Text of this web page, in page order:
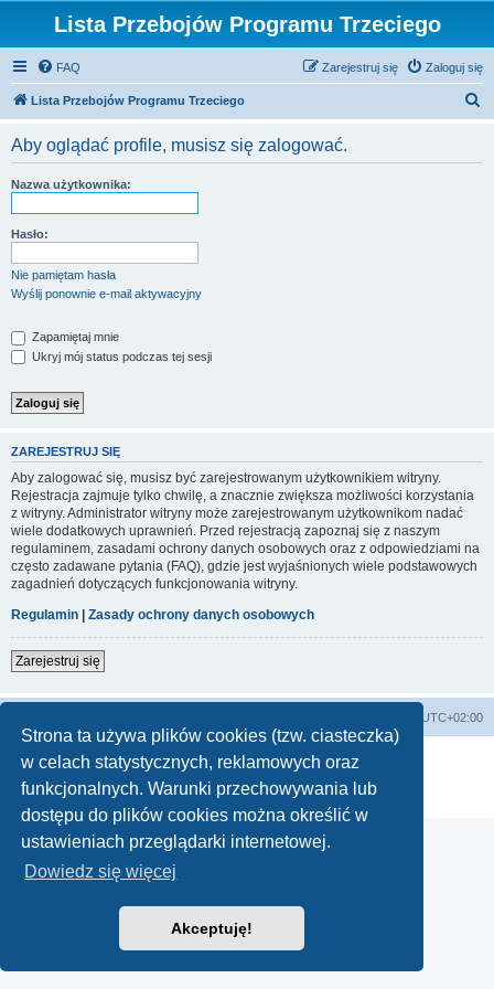
Strona ta używa plików cookies (tzw. ciasteczka)
w celach statystycznych, reklamowych oraz
funkcjonalnych. Warunki przechowywania lub
dostępu do plików cookies można określić w
ustawieniach przeglądarki internetowej.
Dowiedz się więcej
Akceptuję!
Lista Przebojów Programu Trzeciego
FAQ Zaloguj się
Zarejestruj się
Lista Przebojów Programu Trzeciego
Aby oglądać profile, musisz się zalogować.
Nazwa użytkownika:
Hasło:
Nie pamiętam hasła
Wyślij ponownie e-mail aktywacyjny
Zapamiętaj mnie
Ukryj mój status podczas tej sesji
ZAREJESTRUJ SIĘ
Aby zalogować się, musisz być zarejestrowanym użytkownikiem witryny.
Rejestracja zajmuje tylko chwilę, a znacznie zwiększa możliwości korzystania
z witryny. Administrator witryny może zarejestrowanym użytkownikom nadać
wiele dodatkowych uprawnień. Przed rejestracją zapoznaj się z naszym
regulaminem, zasadami ochrony danych osobowych oraz z odpowiedziami na
często zadawane pytania (FAQ), gdzie jest wyjaśnionych wiele podstawowych
zagadnień dotyczących funkcjonowania witryny.
Regulamin | Zasady ochrony danych osobowych
Zarejestruj się
UTC+02:00
Technologię dostarczaphpBB ® Forum Software © phpBB Limited
Zasady ochrony danych osobowych|Regulamin